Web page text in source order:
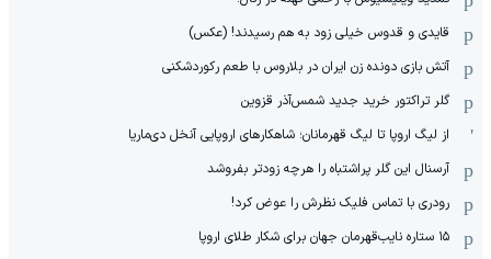
قایدی و قدوس خیلی زود به هم رسیدند! (عکس)
آتش بازی دونده زن ایران در بلاروس با طعم رکوردشکنی
گلر تراکتور خرید جدید شمس‌آذر قزوین
از لیگ اروپا تا لیگ قهرمانان؛ شاهکارهای اروپایی آنخل دی‌ماریا
آرسنال این گلر پراشتباه را هرچه زودتر بفروشد
رودری با تماس فلیک نظرش را عوض کرد!
١۵ ستاره نایب‌قهرمان جهان برای شکار طلای اروپا